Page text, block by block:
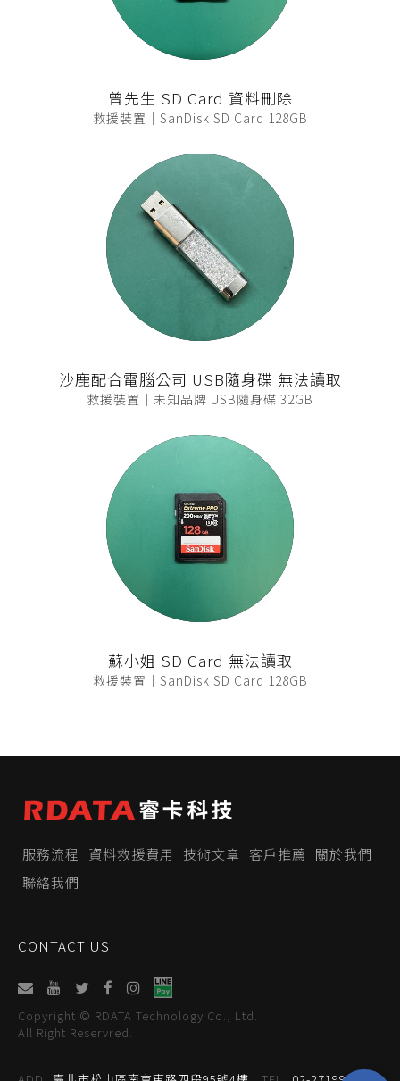
曾先生 SD Card 資料刪除
救援裝置｜SanDisk SD Card 128GB
沙鹿配合電腦公司 USB隨身碟 無法讀取
救援裝置｜未知品牌 USB隨身碟 32GB
蘇小姐 SD Card 無法讀取
救援裝置｜SanDisk SD Card 128GB
服務流程 資料救援費用 技術文章 客戶推薦
關於我們
聯絡我們
CONTACT US
Copyright © RDATA Technology Co., Ltd.
All Right Reservred.